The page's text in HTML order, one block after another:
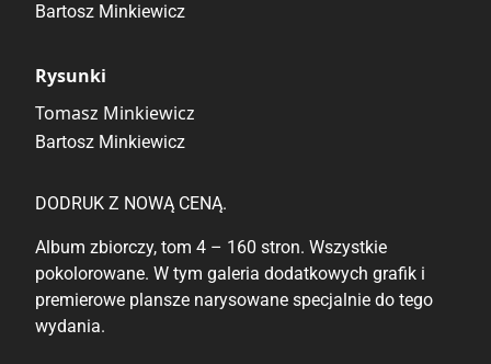
Bartosz Minkiewicz
Rysunki
Tomasz Minkiewicz
Bartosz Minkiewicz
DODRUK Z NOWĄ CENĄ.
Album zbiorczy, tom 4 – 160 stron. Wszystkie
pokolorowane. W tym galeria dodatkowych grafik i
premierowe plansze narysowane specjalnie do tego
wydania.